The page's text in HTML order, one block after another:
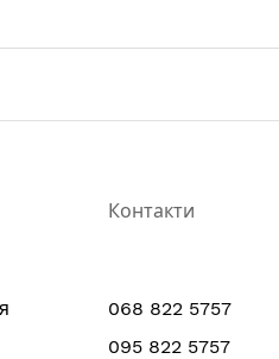
Контакти
068 822 5757
095 822 5757